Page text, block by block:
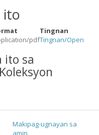
ito
Tingnan
pdfTingnan/Open
ito sa
Makipag-ugnayan sa
amin